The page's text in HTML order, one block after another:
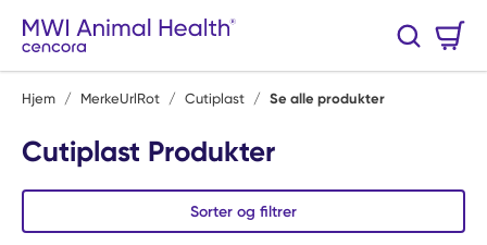
Hopp til hovedinnhold
Søk
Hjem / MerkeUrlRot / Cutiplast / Se alle produkter
Cutiplast Produkter
Sorter og filtrer